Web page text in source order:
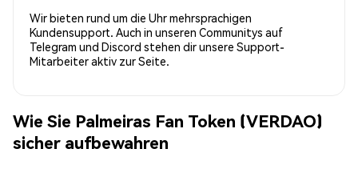
Wir bieten rund um die Uhr mehrsprachigen
Kundensupport. Auch in unseren Communitys auf
Telegram und Discord stehen dir unsere Support-
Mitarbeiter aktiv zur Seite.
Wie Sie Palmeiras Fan Token (VERDAO)
sicher aufbewahren